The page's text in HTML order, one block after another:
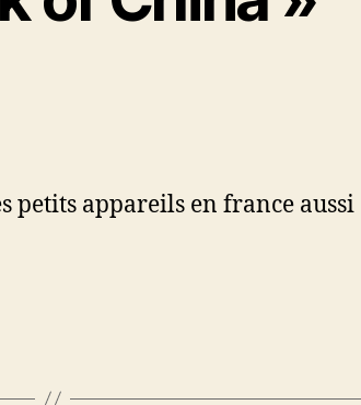
petits appareils en france aussi